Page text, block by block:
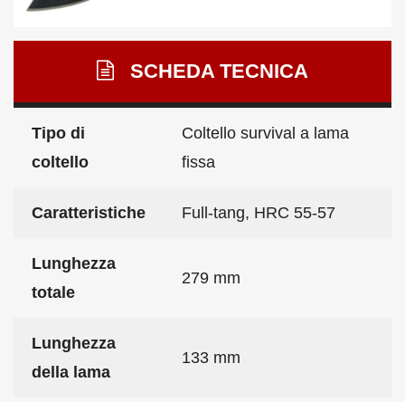
SCHEDA TECNICA
Tipo di
coltello
Coltello survival a lama
fissa
Caratteristiche Full-tang, HRC 55-57
Lunghezza
totale
279 mm
Lunghezza
della lama
133 mm